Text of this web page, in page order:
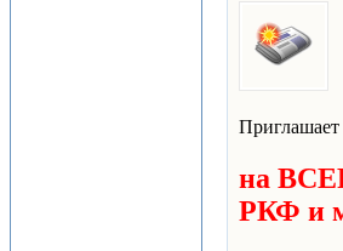
Приглашает
на
РКФ и